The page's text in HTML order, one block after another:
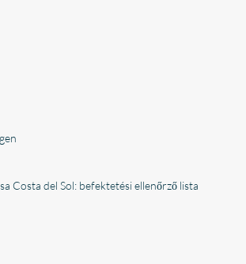
Costa del Sol: befektetési ellenőrző lista